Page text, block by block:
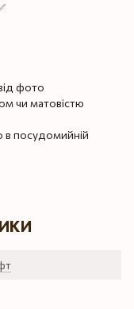
фото
чи матовістю
в посудомийній